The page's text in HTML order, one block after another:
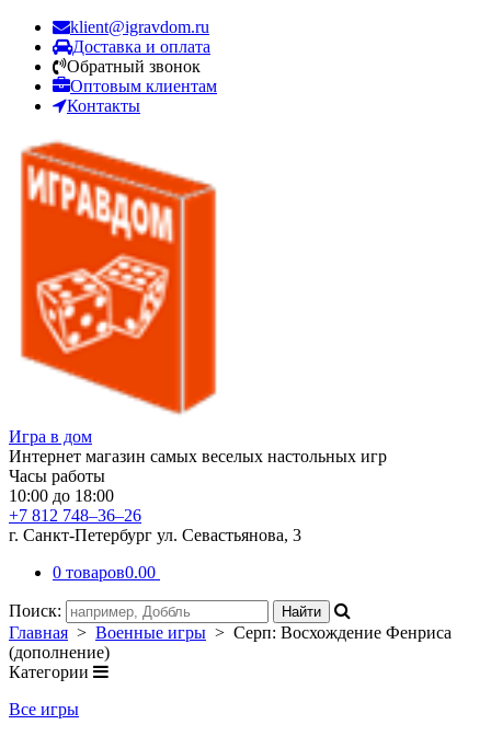
klient@igravdom.ru
Доставка и оплата
Обратный звонок
Оптовым клиентам
Контакты
Игра в дом
Интернет магазин самых веселых настольных игр
Часы работы
10:00 до 18:00
+7 812 748–36–26
г. Санкт-Петербург ул. Севастьянова, 3
0 товаров0.00
Поиск:
Главная > Военные игры > Серп: Восхождение Фенриса
(дополнение)
Категории
Все игры